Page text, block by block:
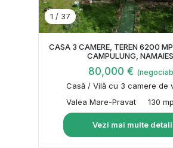
1 / 37
CASA 3 CAMERE, TEREN 6200
CAMPULUNG,
80,000 €
Casă / Vilă cu 3 camere de
Valea Mare-Pravat
130 mp
Vezi mai multe